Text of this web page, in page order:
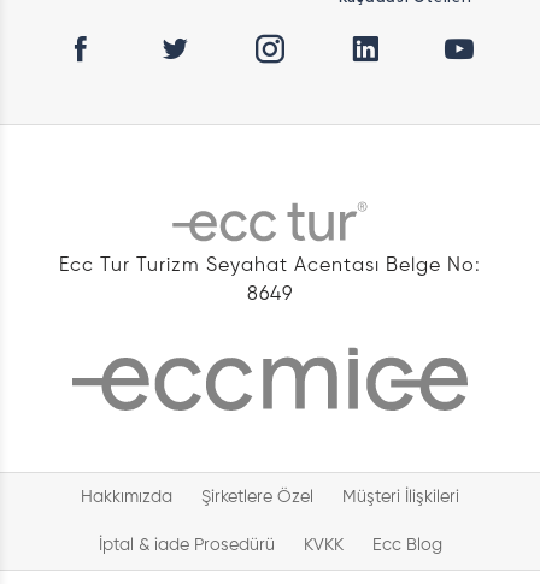
Ecc Tur Turizm Seyahat Acentası Belge No:
8649
Hakkımızda Şirketlere Özel Müşteri İlişkileri
İptal & iade Prosedürü KVKK Ecc Blog